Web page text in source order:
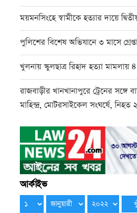
ময়মনসিংহে স্বামীকে হত্যার দায়ে
পুলিশের বিশেষ অভিযানে ৩ মাসে
খুলনায় স্কুলছাত্র রিহাদ হত্যা মামলায়
রাজবাড়ীর খানখানাপুরে ট্রেনের সঙ্গে
মাহিন্দ্র, মোটরসাইকেল সংঘর্ষে,
আর্কাইভ